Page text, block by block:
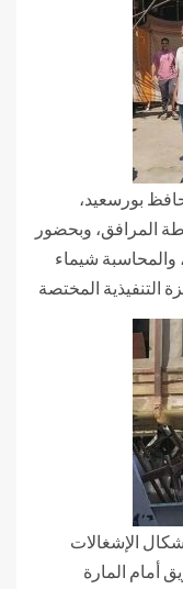
بورسعيد،
المرافق، وبحضور
شيماء
التنفيذية المختصة
الإشغالات
أمام المارة